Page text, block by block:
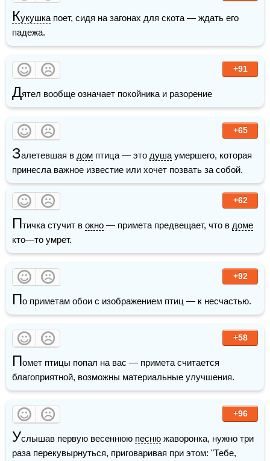
Кукушка поет, сидя на загонах для скота — ждать его
падежа.
+91
Дятел вообще означает покойника и разорение
+65
Залетевшая в дом птица — это душа умершего, которая
принесла важное известие или хочет позвать за собой.
+62
Птичка стучит в окно — примета предвещает, что в доме
кто—то умрет.
+92
По приметам обои с изображением птиц — к несчастью.
+58
Помет птицы попал на вас — примета считается
благоприятной, возможны материальные улучшения.
+96
Услышав первую весеннюю песню жаворонка, нужно три
раза перекувырнуться, приговаривая при этом: "Тебе,